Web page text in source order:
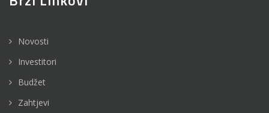
Novosti
Investitori
Budžet
Zahtjevi